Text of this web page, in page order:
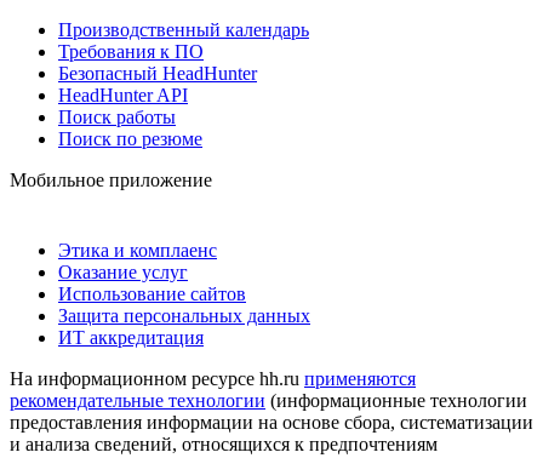
Производственный календарь
Требования к ПО
Безопасный HeadHunter
HeadHunter API
Поиск работы
Поиск по резюме
Мобильное приложение
Этика и комплаенс
Оказание услуг
Использование сайтов
Защита персональных данных
ИТ аккредитация
На информационном ресурсе hh.ru применяются
рекомендательные технологии (информационные технологии
предоставления информации на основе сбора, систематизации
и анализа сведений, относящихся к предпочтениям